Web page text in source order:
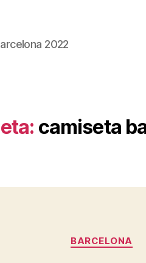
2022
camiseta
BARCELONA